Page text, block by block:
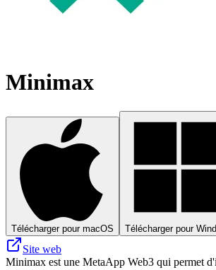
Minimax
Télécharger pour macOS Télécharger pour
Site web
Minimax est une MetaApp Web3 qui permet